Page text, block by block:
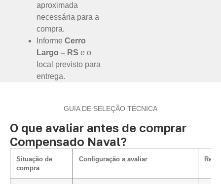
aproximada
necessária para a
compra.
Informe Cerro
Largo – RS e o
local previsto para
entrega.
GUIA DE SELEÇÃO TÉCNICA
O que avaliar antes de comprar
Compensado Naval?
Situação de
compra
Configuração a avaliar